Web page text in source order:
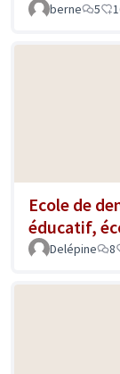
berne 5
Ecole de
éducatif,
Delépine 8